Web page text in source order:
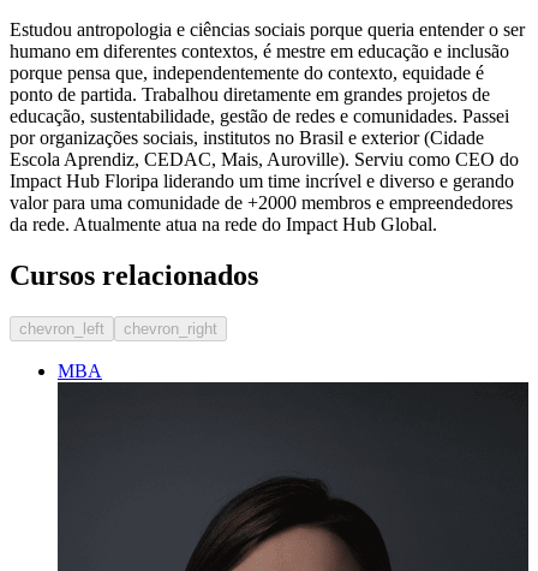
Estudou antropologia e ciências sociais porque queria entender o ser
humano em diferentes contextos, é mestre em educação e inclusão
porque pensa que, independentemente do contexto, equidade é
ponto de partida. Trabalhou diretamente em grandes projetos de
educação, sustentabilidade, gestão de redes e comunidades. Passei
por organizações sociais, institutos no Brasil e exterior (Cidade
Escola Aprendiz, CEDAC, Mais, Auroville). Serviu como CEO do
Impact Hub Floripa liderando um time incrível e diverso e gerando
valor para uma comunidade de +2000 membros e empreendedores
da rede. Atualmente atua na rede do Impact Hub Global.
Cursos relacionados
chevron_left chevron_right
MBA